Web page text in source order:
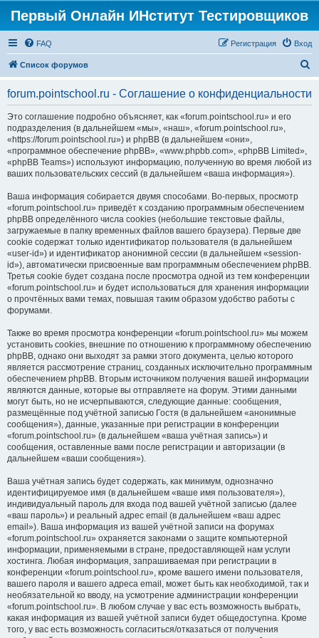
Первый Онлайн ИНститут Тестировщиков
FAQ Вход
Регистрация
Список форумов
forum.pointschool.ru - Соглашение о конфиденциальности
Это соглашение подробно объясняет, как «forum.pointschool.ru» и его
подразделения (в дальнейшем «мы», «наш», «forum.pointschool.ru»,
«https://forum.pointschool.ru») и phpBB (в дальнейшем «они»,
«программное обеспечение phpBB», «www.phpbb.com», «phpBB Limited»,
«phpBB Teams») используют информацию, полученную во время любой из
ваших пользовательских сессий (в дальнейшем «ваша информация»).
Ваша информация собирается двумя способами. Во-первых, просмотр
«forum.pointschool.ru» приведёт к созданию программным обеспечением
phpBB определённого числа cookies (небольшие текстовые файлы,
загружаемые в папку временных файлов вашего браузера). Первые две
cookie содержат только идентификатор пользователя (в дальнейшем
«user-id») и идентификатор анонимной сессии (в дальнейшем «session-
id»), автоматически присвоенные вам программным обеспечением phpBB.
Третья cookie будет создана после просмотра одной из тем конференции
«forum.pointschool.ru» и будет использоваться для хранения информации
о прочтённых вами темах, повышая таким образом удобство работы с
форумами.
Также во время просмотра конференции «forum.pointschool.ru» мы можем
установить cookies, внешние по отношению к программному обеспечению
phpBB, однако они выходят за рамки этого документа, целью которого
является рассмотрение страниц, созданных исключительно программным
обеспечением phpBB. Вторым источником получения вашей информации
являются данные, которые вы отправляете на форум. Этими данными
могут быть, но не исчерпываются, следующие данные: сообщения,
размещённые под учётной записью Гостя (в дальнейшем «анонимные
сообщения»), данные, указанные при регистрации в конференции
«forum.pointschool.ru» (в дальнейшем «ваша учётная запись») и
сообщения, оставленные вами после регистрации и авторизации (в
дальнейшем «ваши сообщения»).
Ваша учётная запись будет содержать, как минимум, однозначно
идентифицируемое имя (в дальнейшем «ваше имя пользователя»),
индивидуальный пароль для входа под вашей учётной записью (далее
«ваш пароль») и реальный адрес email (в дальнейшем «ваш адрес
email»). Ваша информация из вашей учётной записи на форумах
«forum.pointschool.ru» охраняется законами о защите компьютерной
информации, применяемыми в стране, предоставляющей нам услуги
хостинга. Любая информация, запрашиваемая при регистрации в
конференции «forum.pointschool.ru», кроме вашего имени пользователя,
вашего пароля и вашего адреса email, может быть как необходимой, так и
необязательной ко вводу, на усмотрение администрации конференции
«forum.pointschool.ru». В любом случае у вас есть возможность выбрать,
какая информация из вашей учётной записи будет общедоступна. Кроме
того, у вас есть возможность согласиться/отказаться от получения